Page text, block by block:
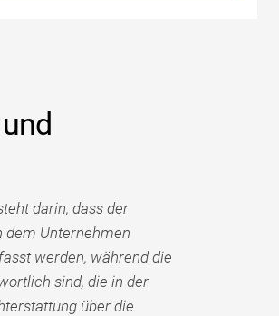
darin, dass der
dem Unternehmen
werden, während die
sind, die in der
über die